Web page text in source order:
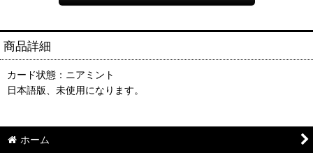
商品詳細
カード状態：ニアミント
日本語版、未使用になります。
ホーム